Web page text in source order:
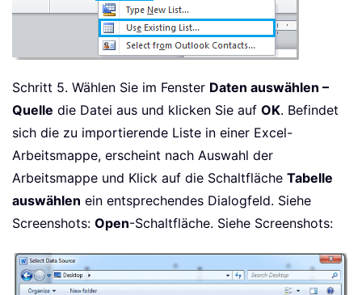
Schritt 5. Wählen Sie im Fenster Daten auswählen –
Quelle die Datei aus und klicken Sie auf OK. Befindet
sich die zu importierende Liste in einer Excel-
Arbeitsmappe, erscheint nach Auswahl der
Arbeitsmappe und Klick auf die Schaltfläche Tabelle
auswählen ein entsprechendes Dialogfeld. Siehe
Screenshots: Open-Schaltfläche. Siehe Screenshots: